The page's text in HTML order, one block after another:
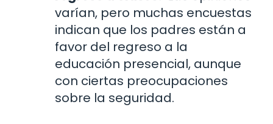
varían, pero muchas encuestas
indican que los padres están a
favor del regreso a la
educación presencial, aunque
con ciertas preocupaciones
sobre la seguridad.